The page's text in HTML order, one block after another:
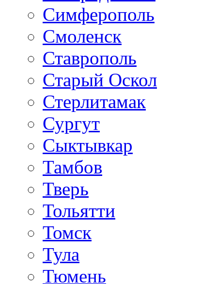
Симферополь
Смоленск
Ставрополь
Старый Оскол
Стерлитамак
Сургут
Сыктывкар
Тамбов
Тверь
Тольятти
Томск
Тула
Тюмень